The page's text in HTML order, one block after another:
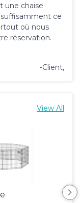
une chaise
ce
où nous
réservation.
-Client,
View All